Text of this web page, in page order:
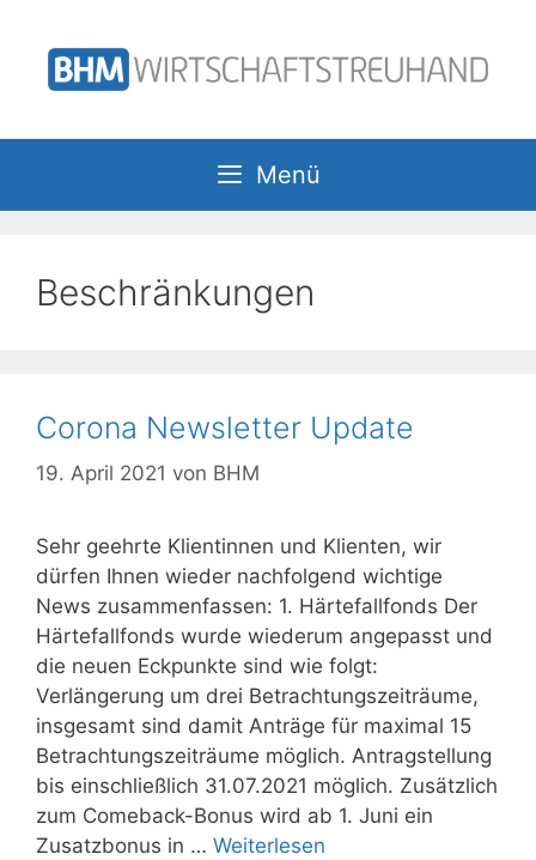
Inhalt
springen
Menü
Beschränkungen
Corona Newsletter Update
19. April 2021 von BHM
Sehr geehrte Klientinnen und Klienten, wir
dürfen Ihnen wieder nachfolgend wichtige
News zusammenfassen: 1. Härtefallfonds Der
Härtefallfonds wurde wiederum angepasst und
die neuen Eckpunkte sind wie folgt:
Verlängerung um drei Betrachtungszeiträume,
insgesamt sind damit Anträge für maximal 15
Betrachtungszeiträume möglich. Antragstellung
bis einschließlich 31.07.2021 möglich. Zusätzlich
zum Comeback-Bonus wird ab 1. Juni ein
Zusatzbonus in … Weiterlesen